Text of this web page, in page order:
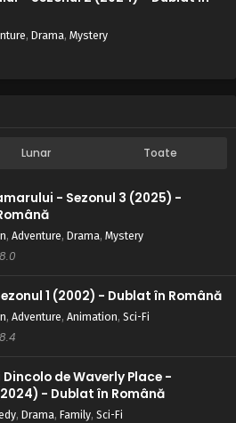
1 Episodul 188 – Misterul
negustorilor - 28 August, 2025
din Konoha
Biroul de mutări din Konoha - 28
1 Episodul 186 – Shino râde
râde - 28 August, 2025
între frunze: Onbaa chiar există
satului ascuns între frunze: Onbaa
- 28 August, 2025
1 Episodul 184 – Zi lungă
Kiba
lungă pentru Inuzuka Kiba - 28 August, 2025
, Drama, Mystery
Lunar Toate
- Sezonul 3 (2025) -
, Adventure, Drama, Mystery
8.0
1 (2002) - Dublat în Română
, Adventure, Animation, Sci-Fi
8.4
de Waverly Place -
- Dublat în Română
, Drama, Family, Sci-Fi